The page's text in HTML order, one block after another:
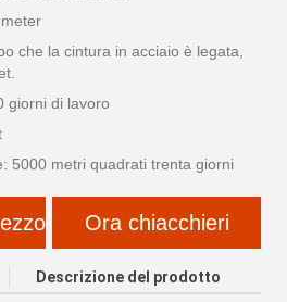
che la cintura in acciaio è legata,
giorni di lavoro
5000 metri quadrati trenta giorni
Ora chiacchieri
Descrizione del prodotto